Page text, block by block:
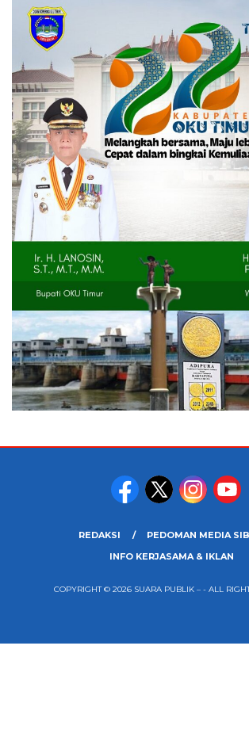
REDAKSI
PEDOMAN MEDIA
INFO KERJASAMA & IKLAN
COPYRIGHT © 2026 SUARA PUBLIK – - ALL